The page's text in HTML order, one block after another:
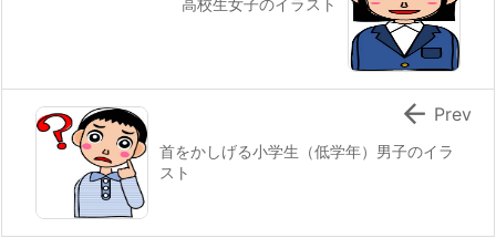
高校生女子のイラスト
首をかしげる小学生（低学年）男子のイラ
スト
 Prev